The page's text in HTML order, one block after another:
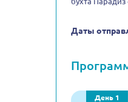
Даты
День 1